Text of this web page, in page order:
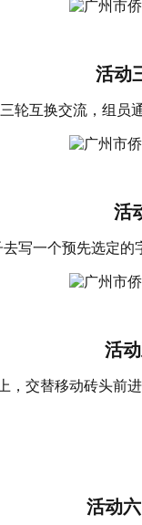
活动
互换交流，组员
活
写一个预先选定
活
，交替移动砖头前
活动六